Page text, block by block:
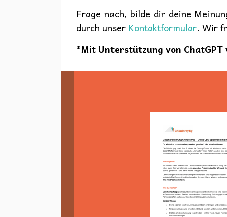
Frage nach, bilde dir deine
durch unser Kontaktformular. Wir
*Mit Unterstützung von